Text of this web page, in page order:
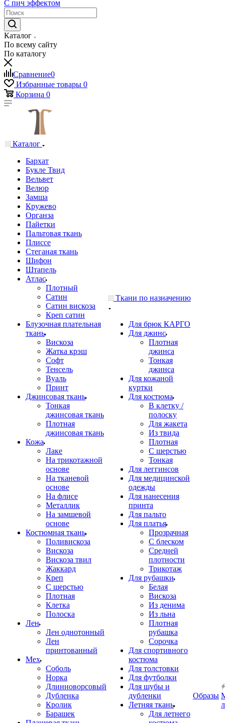
С пич эффектом
Каталог
По всему сайту
По каталогу
Сравнение0
Избранные товары 0
Корзина 0
Каталог
Бархат
Букле Твид
Вельвет
Велюр
Замша
Кружево
Органза
Пайетки
Пальтовая ткань
Плиссе
Стеганая ткань
Шифон
Штапель
Атлас
Плотный
Сатин
Сатин вискоза
Креп сатин
Блузочная плательная
ткань
Вискоза
Жатка крэш
Софт
Тенсель
Вуаль
Принт
Джинсовая ткань
Тонкая
джинсовая ткань
Плотная
джинсовая ткань
Кожа
Лаке
На трикотажной
основе
На тканевой
основе
На флисе
Металлик
На замшевой
основе
Костюмная ткань
Поливискоза
Вискоза
Вискоза твил
Жаккард
Креп
С шерстью
Плотная
Клетка
Полоска
Лен
Лен однотонный
Лен
принтованный
Мех
Соболь
Норка
Длинноворсовый
Дубленка
Кролик
Барашек
Ткани по назначению
Для брюк КАРГО
Для джинс
Плотная
джинса
Тонкая
джинса
Для кожаной
куртки
Для костюма
В клетку /
полоску
Для жакета
Из твида
Плотная
С шерстью
Тонкая
Для леггинсов
Для медицинской
одежды
Для нанесения
принта
Для пальто
Для платья
Прозрачная
С блеском
Средней
плотности
Трикотаж
Для рубашки
Белая
Вискоза
Из денима
Из льна
Плотная
рубашка
Сорочка
Для спортивного
костюма
Для толстовки
Для футболки
Для шубы и
дубленки
Летняя ткань
Для летнего
Образы